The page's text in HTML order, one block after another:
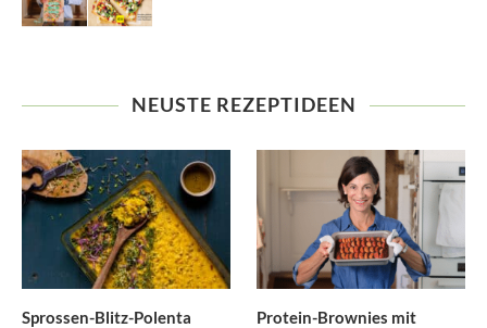
NEUSTE REZEPTIDEEN
Sprossen-Blitz-Polenta
Protein-Brownies mit